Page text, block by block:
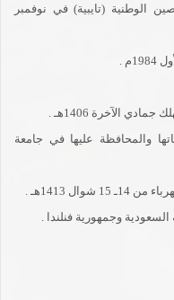
الوطنية (تايبية) في نوفمبر
والمحافظة عليها في جامعة